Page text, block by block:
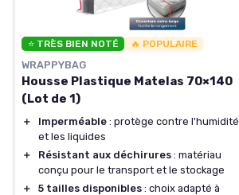
⭐ TRÈS BIEN NOTÉ 🔥 POPULAIRE
WRAPPYBAG
Housse Plastique Matelas 70×140
(Lot de 1)
＋ Imperméable : protège contre l'humidité
et les liquides
＋
Résistant aux déchirures : matériau
conçu pour le transport et le stockage
＋
5 tailles disponibles : choix adapté à